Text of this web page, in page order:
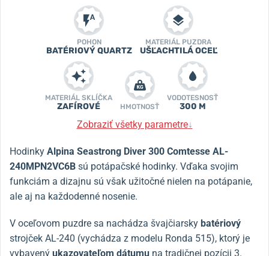
POHON
BATÉRIOVÝ QUARTZ
MATERIÁL PUZDRA
UŠĽACHTILÁ OCEĽ
MATERIÁL SKLÍČKA
ZAFÍROVÉ HMOTNOSŤ
VODOTESNOSŤ
300 M
Zobraziť všetky parametre↓
Hodinky Alpina Seastrong Diver 300 Comtesse AL-
240MPN2VC6B sú potápačské hodinky. Vďaka svojim
funkciám a dizajnu sú však užitočné nielen na potápanie,
ale aj na každodenné nosenie.
V oceľovom puzdre sa nachádza švajčiarsky batériový
strojček AL-240 (vychádza z modelu Ronda 515), ktorý je
vybavený ukazovateľom dátumu na tradičnej pozícii 3.